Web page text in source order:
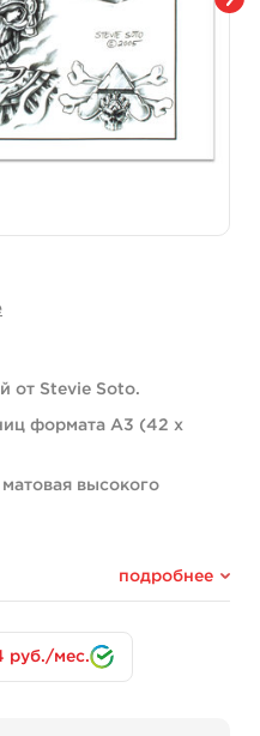
от Stevie Soto.
формата А3 (42 х
высокого
подробнее
руб./мес.